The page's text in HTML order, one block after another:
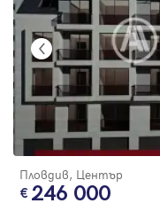
Пловдив, Център
246 000